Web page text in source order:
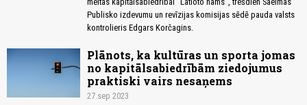
Publisko izdevumu un revīzijas komisijas sēdē pauda valsts
kontrolieris Edgars Korčagins.
Plānots, ka kultūras un sporta jomas
no kapitālsabiedrībām ziedojumus
praktiski vairs nesaņems
27.sep 2023